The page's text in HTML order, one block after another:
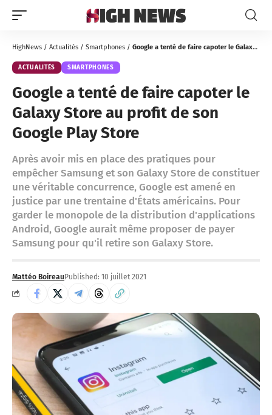
HighNews / Actualités / Smartphones / Google a tenté de faire capoter le Galaxy Store au profit de son Google Play Store
ACTUALITÉS SMARTPHONES
Google a tenté de faire capoter le
Galaxy Store au profit de son
Google Play Store
Après avoir mis en place des pratiques pour
empêcher Samsung et son Galaxy Store de constituer
une véritable concurrence, Google est amené en
justice par une trentaine d'États américains. Pour
garder le monopole de la distribution d'applications
Android, Google aurait même proposer de payer
Samsung pour qu'il retire son Galaxy Store.
Mattéo Boireau Published: 10 juillet 2021